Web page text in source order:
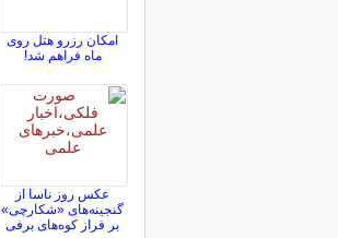
امکان رزرو هتل روی
ماه فراهم شد!
عکس روز ناسا از
گنجینه‌های «شکارچی»
بر فراز کوه‌های برفی